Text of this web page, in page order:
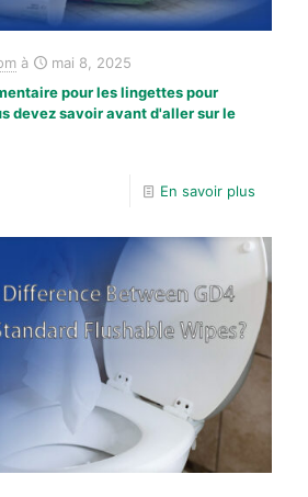
à
mai 8, 2025
pour les lingettes pour
devez savoir avant d'aller sur le
En savoir plus